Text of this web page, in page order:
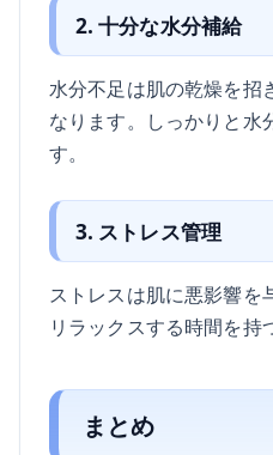
2. 十分な水分補給
水分不足は肌の乾燥を招
なります。しっかりと水
す。
3. ストレス管理
ストレスは肌に悪影響を
リラックスする時間を持
まとめ